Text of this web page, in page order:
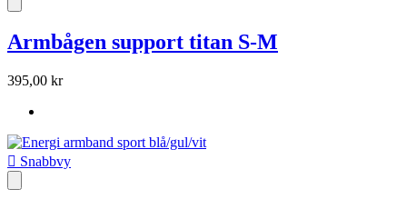
Armbågen support titan S-M
395,00 kr
 Snabbvy